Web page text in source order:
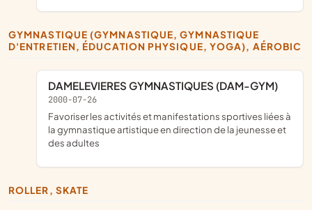
GYMNASTIQUE (GYMNASTIQUE, GYMNASTIQUE
D'ENTRETIEN, ÉDUCATION PHYSIQUE, YOGA), AÉROBIC
DAMELEVIERES GYMNASTIQUES (DAM-GYM)
2000-07-26
favoriser les activités et manifestations sportives liées à
la gymnastique artistique en direction de la jeunesse et
des adultes
ROLLER, SKATE